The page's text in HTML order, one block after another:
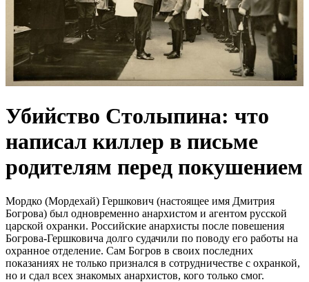
Убийство Столыпина: что
написал киллер в письме
родителям перед покушением
Мордко (Мордехай) Гершкович (настоящее имя Дмитрия
Богрова) был одновременно анархистом и агентом русской
царской охранки. Российские анархисты после повешения
Богрова-Гершковича долго судачили по поводу его работы на
охранное отделение. Сам Богров в своих последних
показаниях не только признался в сотрудничестве с охранкой,
но и сдал всех знакомых анархистов, кого только смог.